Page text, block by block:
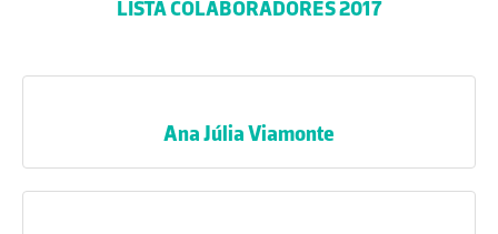
LISTA COLABORADORES 2017
Ana Júlia Viamonte